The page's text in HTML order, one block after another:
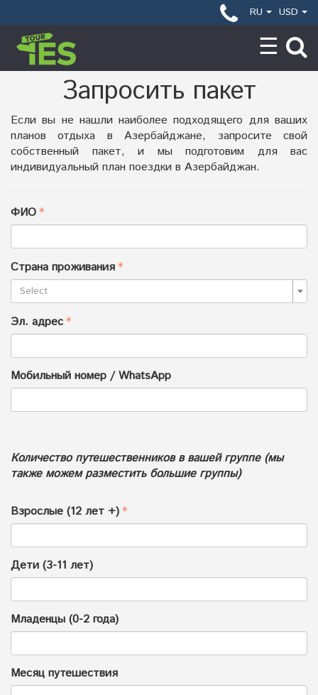
RU USD
Запросить пакет
Если вы не нашли наиболее подходящего для ваших
планов отдыха в Азербайджане, запросите свой
собственный пакет, и мы подготовим для вас
индивидуальный план поездки в Азербайджан.
ФИО
Страна проживания
Select
Эл. адрес
Мобильный номер / WhatsApp
Количество путешественников в вашей группе (мы
также можем разместить большие группы)
Взрослые (12 лет +)
Дети (3-11 лет)
Младенцы (0-2 года)
Месяц путешествия